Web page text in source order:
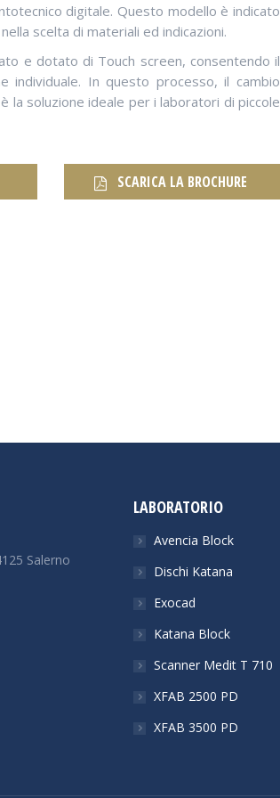
digitale. Questo modello è indicato
scelta di materiali ed indicazioni.
e dotato di Touch screen, consentendo il
individuale. In questo processo, il cambio
la soluzione ideale per i laboratori di piccole
SCARICA LA BROCHURE
Salerno
LABORATORIO
Avencia Block
Dischi Katana
Exocad
Katana Block
Scanner Medit T 710
XFAB 2500 PD
XFAB 3500 PD